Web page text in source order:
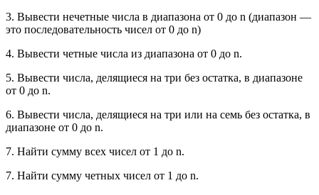
3. Вывести нечетные числа в диапазона от 0 до n (диапазон —
это последовательность чисел от 0 до n)
4. Вывести четные числа из диапазона от 0 до n.
5. Вывести числа, делящиеся на три без остатка, в диапазоне
от 0 до n.
6. Вывести числа, делящиеся на три или на семь без остатка, в
диапазоне от 0 до n.
7. Найти сумму всех чисел от 1 до n.
7. Найти сумму четных чисел от 1 до n.